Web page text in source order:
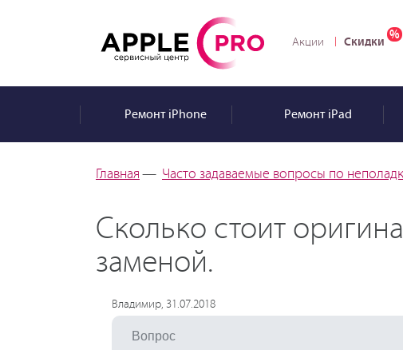
Акции Скидки
РемонтiPhone РемонтiPad
Главная — Часто задаваемые вопросы по
Сколько стоит
заменой.
Владимир, 31.07.2018
Вопрос